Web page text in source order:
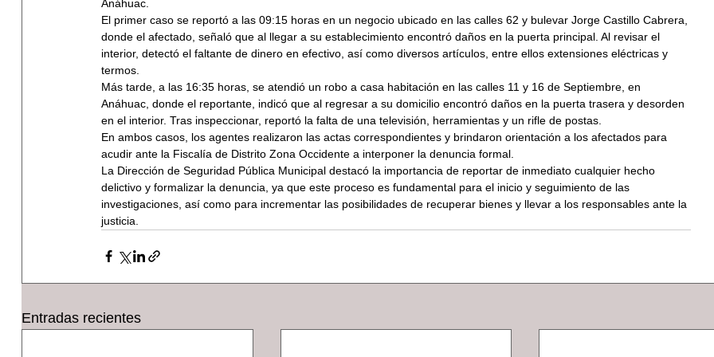
Anáhuac.
El primer caso se reportó a las 09:15 horas en un negocio ubicado en las calles 62 y bulevar Jorge Castillo Cabrera,
donde el afectado, señaló que al llegar a su establecimiento encontró daños en la puerta principal. Al revisar el
interior, detectó el faltante de dinero en efectivo, así como diversos artículos, entre ellos extensiones eléctricas y
termos.
Más tarde, a las 16:35 horas, se atendió un robo a casa habitación en las calles 11 y 16 de Septiembre, en
Anáhuac, donde el reportante, indicó que al regresar a su domicilio encontró daños en la puerta trasera y desorden
en el interior. Tras inspeccionar, reportó la falta de una televisión, herramientas y un rifle de postas.
En ambos casos, los agentes realizaron las actas correspondientes y brindaron orientación a los afectados para
acudir ante la Fiscalía de Distrito Zona Occidente a interponer la denuncia formal.
La Dirección de Seguridad Pública Municipal destacó la importancia de reportar de inmediato cualquier hecho
delictivo y formalizar la denuncia, ya que este proceso es fundamental para el inicio y seguimiento de las
investigaciones, así como para incrementar las posibilidades de recuperar bienes y llevar a los responsables ante la
justicia.
Entradas recientes